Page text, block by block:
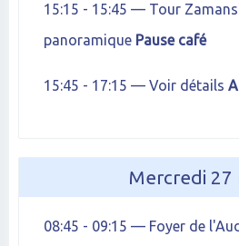
15:15 - 15:45 — Tour
panoramique Pause café
15:45 - 17:15 — Voir détails
Mercredi 27
08:45 - 09:15 — Foyer de